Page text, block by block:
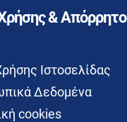
& Απόρρητο
Ιστοσελίδας
Δεδομένα
cookies